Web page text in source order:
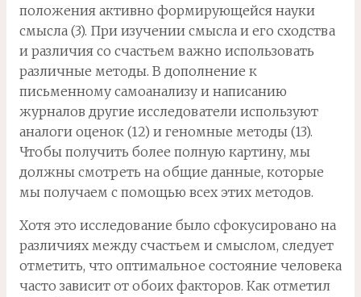
положения активно формирующейся науки
смысла (3). При изучении смысла и его сходства
и различия со счастьем важно использовать
различные методы. В дополнение к
письменному самоанализу и написанию
журналов другие исследователи используют
аналоги оценок (12) и геномные методы (13).
Чтобы получить более полную картину, мы
должны смотреть на общие данные, которые
мы получаем с помощью всех этих методов.
Хотя это исследование было сфокусировано на
различиях между счастьем и смыслом, следует
отметить, что оптимальное состояние человека
часто зависит от обоих факторов. Как отметил